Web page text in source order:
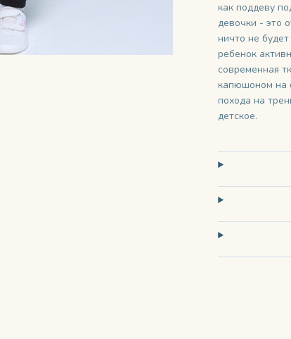
как поддеву
девочки - это
ничто не
ребенок
современная
капюшоном на
похода на
детское.